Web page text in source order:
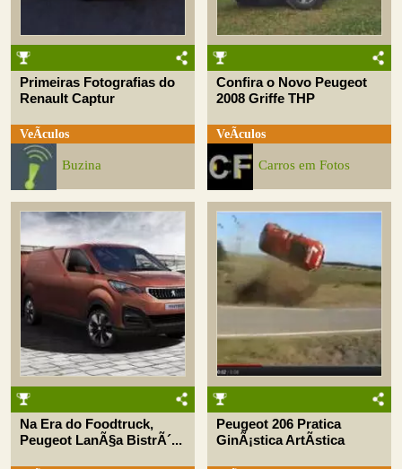
Primeiras Fotografias do
Renault Captur
VeÃ­culos
Buzina
Confira o Novo Peugeot
2008 Griffe THP
VeÃ­culos
Carros em Fotos
Na Era do Foodtruck,
Peugeot LanÃ§a BistrÃ´...
Peugeot 206 Pratica
GinÃ¡stica ArtÃ­stica